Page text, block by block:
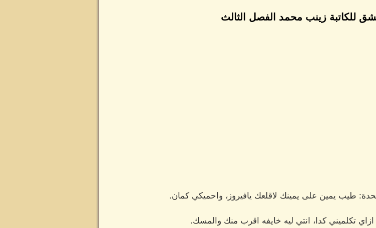
للكاتبة زينب محمد الفصل الثالث
طيب يمين على يمينك لاقلعك يافيروز، واحميكي كمان.
تكلميني كدا، انتي ليه خايفه اقرب منك والمسك.